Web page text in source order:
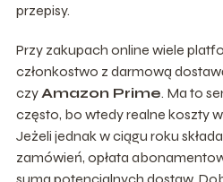
przepisy.
Przy zakupach online wiele
członkostwo z darmową
czyAmazon Prime. Ma to
często, bo wtedy realne koszty
Jeżeli jednak w ciągu roku
zamówień, opłata